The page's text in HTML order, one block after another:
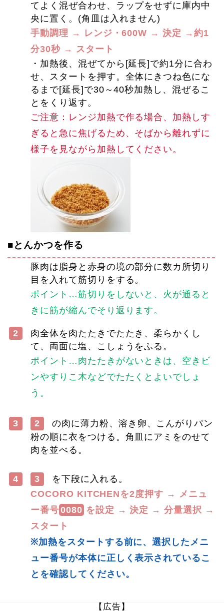
てよく混ぜ合わせ、ラップをせずに庫内中
央に置く。(角皿は入れません)
手動調理 → レンジ・600W → 決定 →約1
分30秒 → スタート
・加熱後、混ぜてから[延長]で約1分に合わ
せ、スタートを押す。全体にきつね色にな
るまで[延長]で30～40秒加熱し、混ぜるこ
とをくり返す。
ご注意：レンジ加熱で作る場合、加熱しす
ぎると急に焦げるため、そばから離れずに
様子を見ながら加熱してください。
■とんかつを作る
豚肉は脂身と赤身の境の部分に数カ所切り
目を入れて筋切りをする。
ポイント…筋切りをしないと、火が通ると
きに筋が縮んでそり返ります。
2
肉全体を肉たたきでたたき、柔らかくし
て、両面に塩、こしょうをふる。
ポイント…肉たたきがないときは、空きビ
ンやすりこ木などでたたくとよいでしょ
う。
3 2
の肉に薄力粉、溶き卵、こんがりパン
粉の順に衣をつける。角皿にアミをのせて
肉を並べる。
4 3
を下段に入れる。
COCORO KITCHENを2度押す → メニュ
ー番号 0080 を設定 → 決定 → 分量選択 →
スタート
※加熱をスタートする前に、選択したメニ
ュー番号が本体に正しく表示されているこ
とを確認してください。
【広告】